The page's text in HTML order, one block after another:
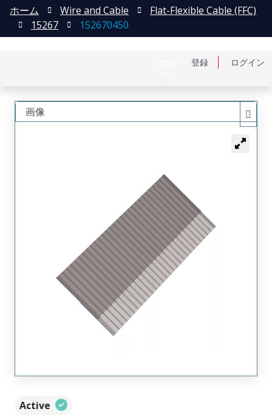
登録 ログイン
ホーム Wire and Cable
Flat-Flexible Cable (FFC)
15267
152670450
Active
画像